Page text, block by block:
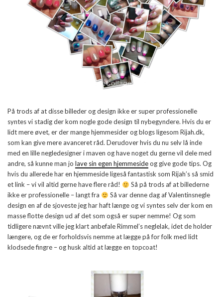
På trods af at disse billeder og design ikke er super professionelle
syntes vi stadig der kom nogle gode design til nybegyndere. Hvis du er
lidt mere øvet, er der mange hjemmesider og blogs ligesom Rijah.dk,
som kan give mere avanceret råd. Derudover hvis du nu selv lå inde
med en lille negledesigner i maven og have noget du gerne vil dele med
andre, så kunne man jo lave sin egen hjemmesideog give gode tips. Og
hvis du allerede har en hjemmeside ligeså fantastisk som Rijah’s så smid
et link – vi vil altid gerne have flere råd!
Så på trods af at billederne
ikke er professionelle – langt fra
Så var denne dag af Valentinsnegle
design en af de sjoveste jeg har haft længe og vi syntes selv der kom en
masse flotte design ud af det som også er super nemme! Og som
tidligere nævnt ville jeg klart anbefale Rimmel’s neglelak, idet de holder
længere, og de er forholdsvis nemme at lægge på for folk med lidt
klodsede fingre – og husk altid at lægge en topcoat!